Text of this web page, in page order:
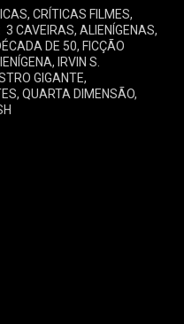
, CRÍTICAS FILMES,
3 CAVEIRAS, ALIENÍGENAS,
DE 50, FICÇÃO
, IRVIN S.
GIGANTE,
, QUARTA DIMENSÃO,